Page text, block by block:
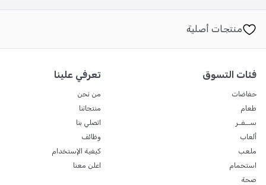
منتجات أصلية
فئات التسوق
حفاضات
طعام
ســفـر
ألعاب
ملعب
استحمام
صحة
تعرفي علينا
من نحن
منتجاتنا
اتصلي بنا
وظائف
كيفية الإستخدام
اعلن معنا